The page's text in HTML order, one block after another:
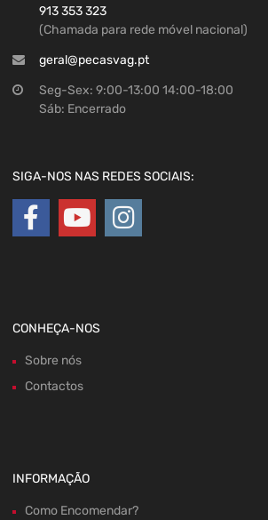
913 353 323
(Chamada para rede móvel nacional)
geral@pecasvag.pt
Seg-Sex: 9:00-13:00 14:00-18:00
Sáb: Encerrado
SIGA-NOS NAS REDES SOCIAIS:
CONHEÇA-NOS
Sobre nós
Contactos
INFORMAÇÃO
Como Encomendar?